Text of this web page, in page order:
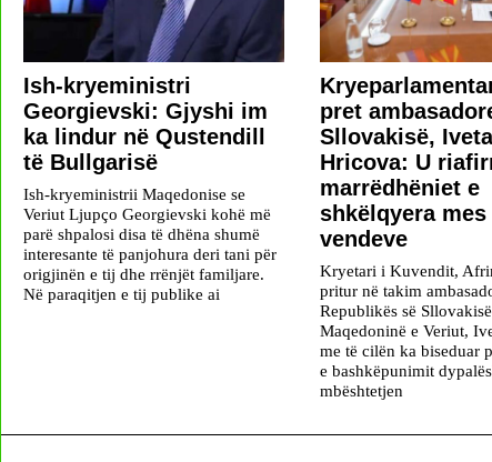
Ish-kryeministri
Georgievski: Gjyshi im
ka lindur në Qustendill
të Bullgarisë
Ish-kryeministrii Maqedonise se
Veriut Ljupço Georgievski kohë më
parë shpalosi disa të dhëna shumë
interesante të panjohura deri tani për
origjinën e tij dhe rrënjët familjare.
Në paraqitjen e tij publike ai
pret
Sllovakisë, Iveta
Hricova: U
marrëdhëniet e
shkëlqyera mes
vendeve
Kryetari i Kuvendit,
pritur në takim
Republikës së
Maqedoninë e Veriut,
me të cilën ka biseduar
e bashkëpunimit
mbështetjen